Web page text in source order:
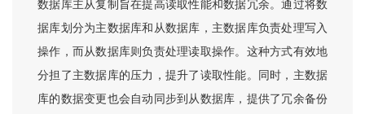
数据库主从复制旨在提高读取性能和数据冗余。通过将数
据库划分为主数据库和从数据库，主数据库负责处理写入
操作，而从数据库则负责处理读取操作。这种方式有效地
分担了主数据库的压力，提升了读取性能。同时，主数据
库的数据变更也会自动同步到从数据库，提供了冗余备份